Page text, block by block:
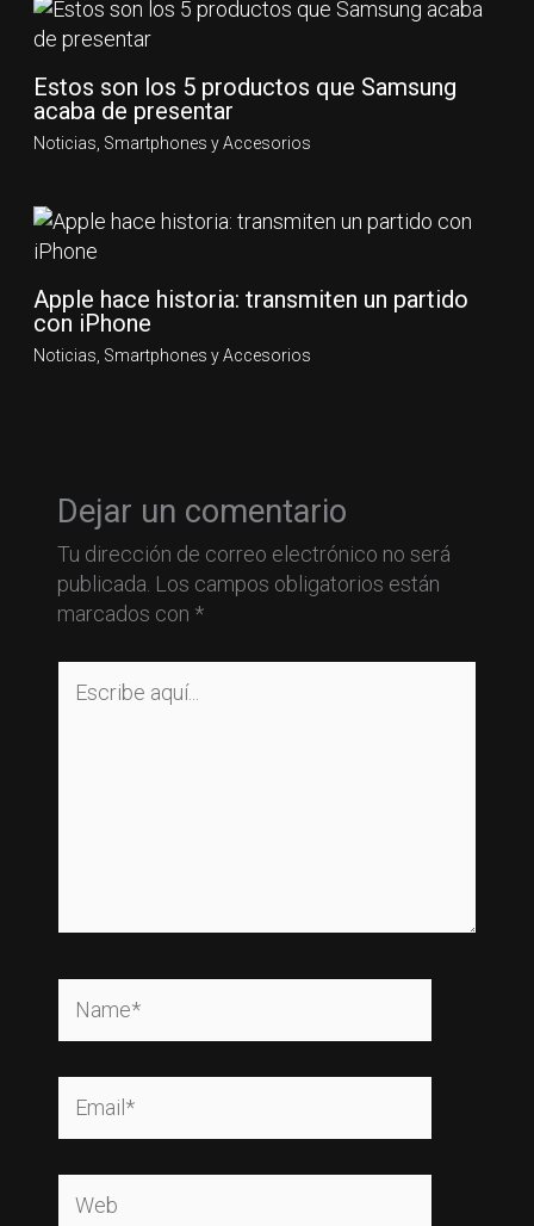
Estos son los 5 productos que Samsung
acaba de presentar
Noticias Smartphones y Accesorios
Apple hace historia: transmiten un partido
con iPhone
Noticias Smartphones y Accesorios
Dejar un comentario
Tu dirección de correo electrónico no será
publicada. Los campos obligatorios están
marcados con *
aquí...